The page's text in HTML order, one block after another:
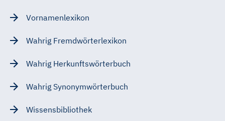
Vornamenlexikon
Wahrig Fremdwörterlexikon
Wahrig Herkunftswörterbuch
Wahrig Synonymwörterbuch
Wissensbibliothek